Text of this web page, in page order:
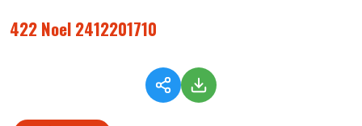
422 Noel 2412201710